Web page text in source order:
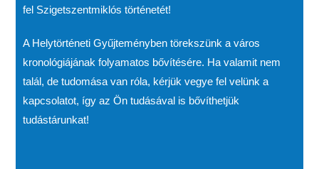
fel Szigetszentmiklós történetét!
A Helytörténeti Gyűjteményben törekszünk a város
kronológiájának folyamatos bővítésére. Ha valamit nem
talál, de tudomása van róla, kérjük vegye fel velünk a
kapcsolatot, így az Ön tudásával is bővíthetjük
tudástárunkat!